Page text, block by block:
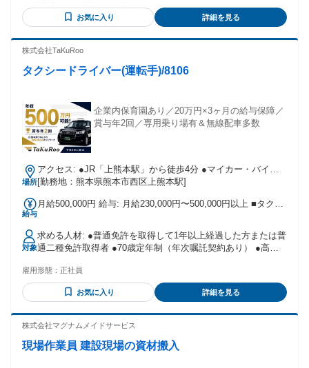
お気に入り 詳細を見る
株式会社TaKuRoo
タクシードライバー(運転手)/8106
企業内保育園あり／20万円×3ヶ月の給与保障／
賞与年2回／専用乗り場有＆無線配車多数
場所
アクセス: ●JR「上熊本駅」から徒歩4分 ●マイカー・バイク
通勤可
[勤務地：熊本県熊本市西区上熊本駅]
給与
月給500,000円 給与: 月給230,000円〜500,000円以上 ■タクシ
与保障制度 └研修期間を含む3ヶ月間（20万円/月） ■昇進制度
あり ■研修中：日給6,204円 ■賞与年2回 ■無事故表彰 ■役職手
当 ▼給与例 ①日勤ドライバー（21日勤務） …1日約20組～の
送迎で ＝月20万～25万円程度 ②21勤ドライバー（21日勤
ライバー（21日勤務） …1日約30組～の送迎で ＝月30万～50
万円程度
対象
求める人材: ●普通免許を取得して1年以上経過した方または普
通二種免許取得者 ●70歳定年制（年次嘱託契約あり） ●高卒
OK
雇用形態： 正社員
お気に入り 詳細を見る
株式会社マグナムメイドサービス
現場作業員 建設現場の資材搬入